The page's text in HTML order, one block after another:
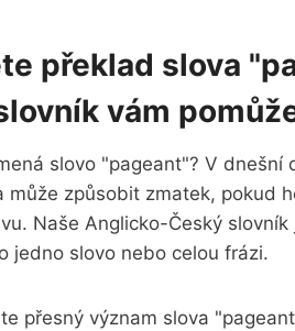
překlad slova
vám
slovo "pageant"? V
může způsobit zmatek, pokud
Naše Anglicko-Český
jedno slovo nebo celou frázi.
přesný význam slova